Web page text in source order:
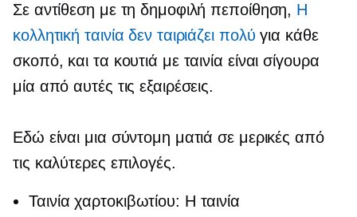
Σε αντίθεση με τη δημοφιλή πεποίθηση, Η
κολλητική ταινία δεν ταιριάζει πολύ για κάθε
σκοπό, και τα κουτιά με ταινία είναι σίγουρα
μία από αυτές τις εξαιρέσεις.
Εδώ είναι μια σύντομη ματιά σε μερικές από
τις καλύτερες επιλογές.
Ταινία χαρτοκιβωτίου: Η ταινία